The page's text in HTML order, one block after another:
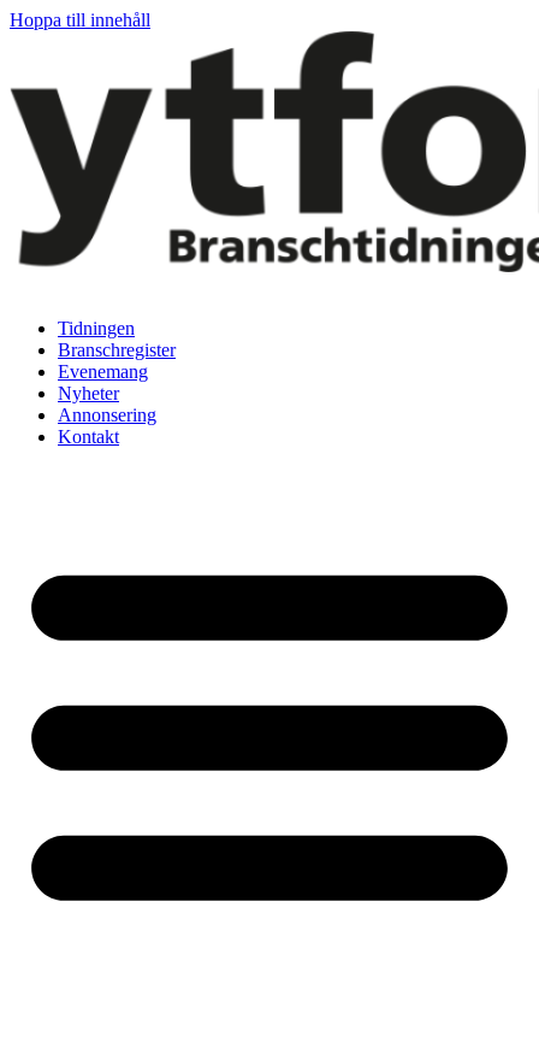
Hoppa till innehåll
Tidningen
Branschregister
Evenemang
Nyheter
Annonsering
Kontakt